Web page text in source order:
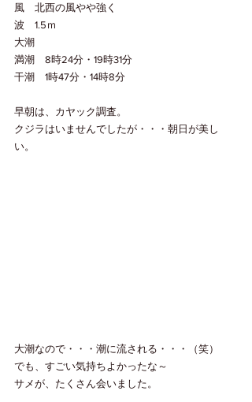
風　北西の風やや強く
波　1.5ｍ
大潮
満潮　8時24分・19時31分
干潮　1時47分・14時8分
早朝は、カヤック調査。
クジラはいませんでしたが・・・朝日が美し
い。
大潮なので・・・潮に流される・・・（笑）
でも、すごい気持ちよかったな～
サメが、たくさん会いました。